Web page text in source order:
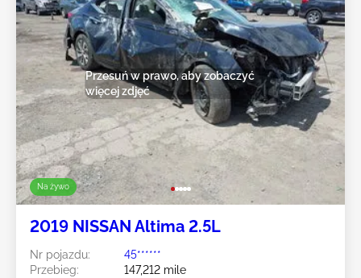
Na żywo
Przesuń w prawo, aby zobaczyć
więcej zdjęć
2019 NISSAN Altima 2.5L
Nr pojazdu:
45******
Przebieg:
147,212 mile